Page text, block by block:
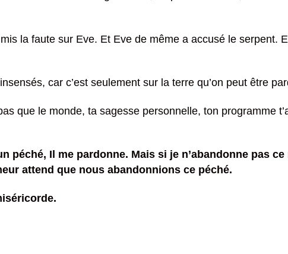
la faute sur Eve. Et Eve de même a accusé le serpent.
car c’est seulement sur la terre qu’on peut être
que le monde, ta sagesse personnelle, ton programme
péché, Il me pardonne. Mais si je n’abandonne pas
attend que nous abandonnions ce péché.